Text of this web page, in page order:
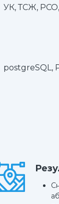
УК, ТСЖ,
postgreSQL,